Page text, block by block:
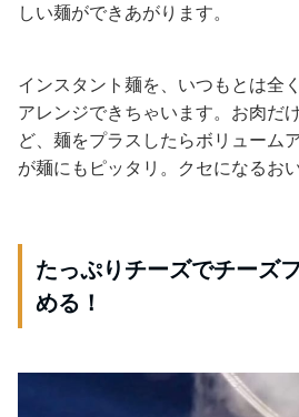
しい麺ができあがります。
インスタント麺を、いつもとは全
アレンジできちゃいます。お肉だ
ど、麺をプラスしたらボリューム
が麺にもピッタリ。クセになるお
たっぷりチーズでチーズ
める！